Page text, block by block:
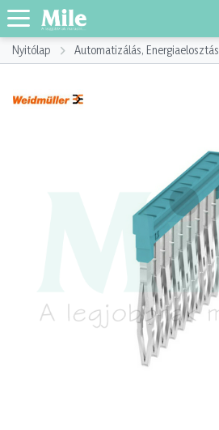
Nyitólap Automatizálás, Energiaelosztás